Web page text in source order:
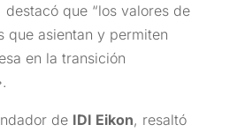
destacó que “los valores de
que asientan y permiten
en la transición
de IDI Eikon, resaltó